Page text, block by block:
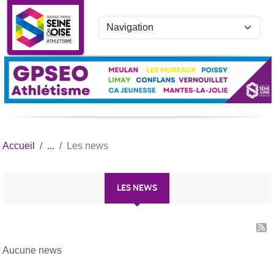
Accueil Les news
LES NEWS
Aucune news
Panneau de gestion des cookies